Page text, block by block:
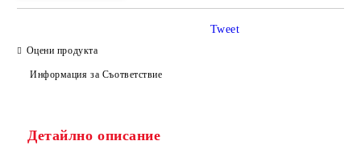
Оцени продукта
Информация за Съответствие
Tweet
Детайлно описание